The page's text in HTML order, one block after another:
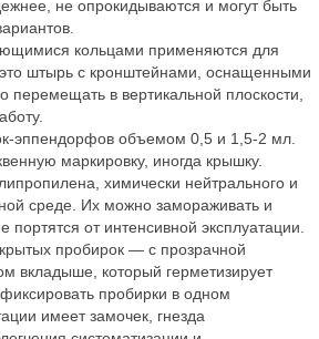
не опрокидываются и могут быть
кольцами применяются для
штырь с кронштейнами, оснащенными
в вертикальной плоскости,
эппендорфов объемом 0,5 и 1,5-2 мл.
маркировку, иногда крышку.
химически нейтрального и
среде. Их можно замораживать и
портятся от интенсивной эксплуатации.
пробирок — с прозрачной
вкладыше, который герметизирует
пробирки в одном
имеет замочек, гнезда